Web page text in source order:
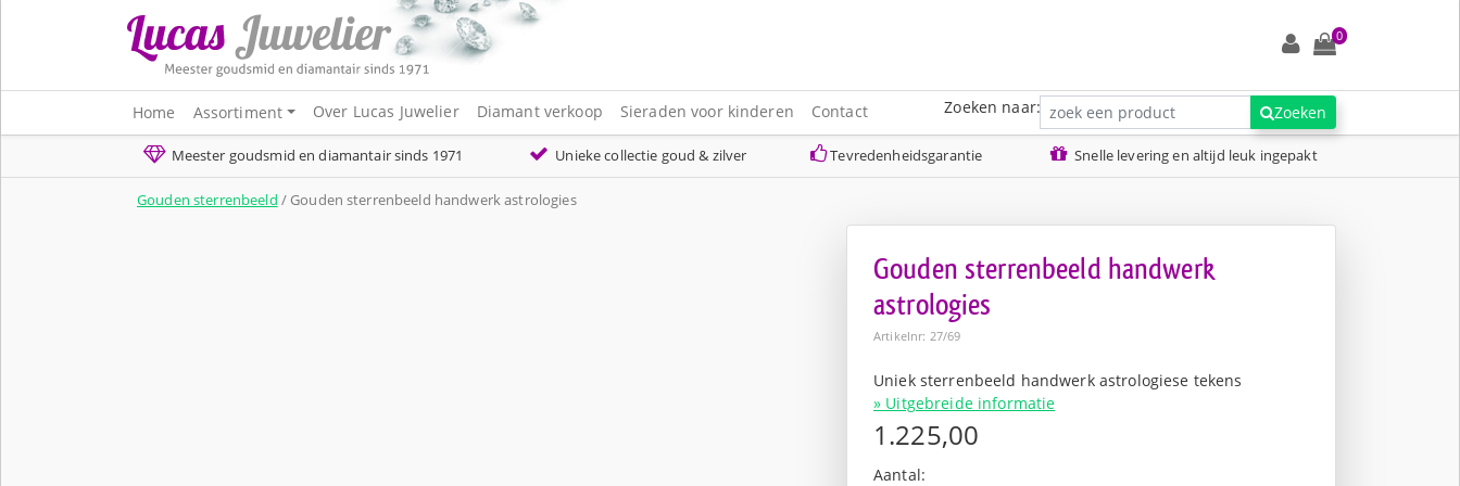
0
Home Assortiment Over Lucas Juwelier Diamant verkoop Sieraden voor kinderen Contact Zoeken naar: Zoeken
Meester goudsmid en diamantair sinds 1971 Unieke collectie goud & zilver Tevredenheidsgarantie Snelle levering en altijd leuk ingepakt
Gouden sterrenbeeld / Gouden sterrenbeeld handwerk astrologies
Gouden sterrenbeeld handwerk
astrologies
Artikelnr: 27/69
Uniek sterrenbeeld handwerk astrologiese tekens
» Uitgebreide informatie
1.225,00
Aantal: